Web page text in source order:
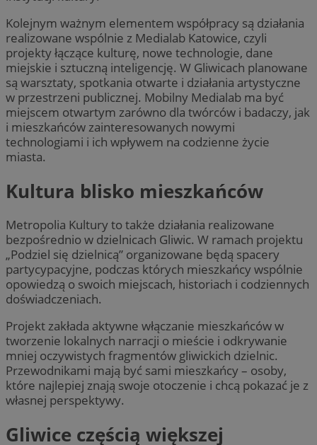
Kolejnym ważnym elementem współpracy są działania
realizowane wspólnie z Medialab Katowice, czyli
projekty łączące kulturę, nowe technologie, dane
miejskie i sztuczną inteligencję. W Gliwicach planowane
są warsztaty, spotkania otwarte i działania artystyczne
w przestrzeni publicznej. Mobilny Medialab ma być
miejscem otwartym zarówno dla twórców i badaczy, jak
i mieszkańców zainteresowanych nowymi
technologiami i ich wpływem na codzienne życie
miasta.
Kultura blisko mieszkańców
Metropolia Kultury to także działania realizowane
bezpośrednio w dzielnicach Gliwic. W ramach projektu
„Podziel się dzielnicą” organizowane będą spacery
partycypacyjne, podczas których mieszkańcy wspólnie
opowiedzą o swoich miejscach, historiach i codziennych
doświadczeniach.
Projekt zakłada aktywne włączanie mieszkańców w
tworzenie lokalnych narracji o mieście i odkrywanie
mniej oczywistych fragmentów gliwickich dzielnic.
Przewodnikami mają być sami mieszkańcy – osoby,
które najlepiej znają swoje otoczenie i chcą pokazać je z
własnej perspektywy.
Gliwice częścią większej